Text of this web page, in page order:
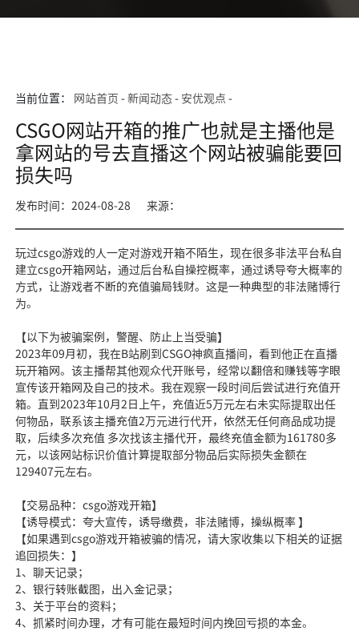
当前位置： 网站首页 -新闻动态- 安优观点 -
CSGO网站开箱的推广也就是主播他是
拿网站的号去直播这个网站被骗能要回
损失吗
发布时间：2024-08-28 来源：
玩过csgo游戏的人一定对游戏开箱不陌生，现在很多非法平台私自
建立csgo开箱网站，通过后台私自操控概率，通过诱导夸大概率的
方式，让游戏者不断的充值骗局钱财。这是一种典型的非法赌博行
为。
【以下为被骗案例，警醒、防止上当受骗】
2023年09月初，我在B站刷到CSGO神疯直播间，看到他正在直播
玩开箱网。该主播帮其他观众代开账号，经常以翻倍和赚钱等字眼
宣传该开箱网及自己的技术。我在观察一段时间后尝试进行充值开
箱。直到2023年10月2日上午，充值近5万元左右未实际提取出任
何物品，联系该主播充值2万元进行代开，依然无任何商品成功提
取，后续多次充值 多次找该主播代开，最终充值金额为161780多
元，以该网站标识价值计算提取部分物品后实际损失金额在
129407元左右。
【交易品种：csgo游戏开箱】
【诱导模式：夸大宣传，诱导缴费，非法赌博，操纵概率 】
【如果遇到csgo游戏开箱被骗的情况，请大家收集以下相关的证据
追回损失：】
1、聊天记录；
2、银行转账截图，出入金记录；
3、关于平台的资料；
4、抓紧时间办理，才有可能在最短时间内挽回亏损的本金。